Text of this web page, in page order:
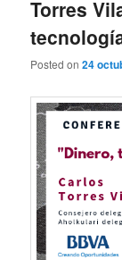
Torres
Posted on24